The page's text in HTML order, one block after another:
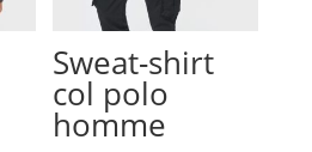
Sweat-shirt
col polo
homme